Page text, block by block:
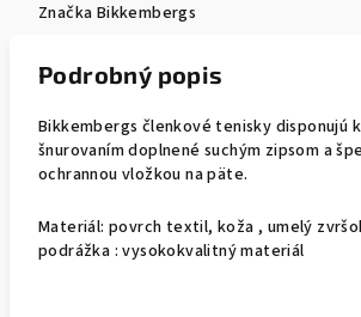
Značka Bikkembergs
Podrobný popis
Bikkembergs členkové tenisky disponujú
šnurovaním doplnené suchým zipsom a
ochrannou vložkou na päte.
Materiál: povrch textil, koža , umelý
podrážka : vysokokvalitný materiál